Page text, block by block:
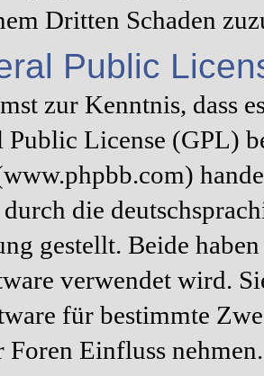
Dritten Schaden
Public
zur Kenntnis, dass
Public License (GPL)
die
gestellt. Beide
verwendet wird.
für bestimmte
Foren Einfluss nehmen.